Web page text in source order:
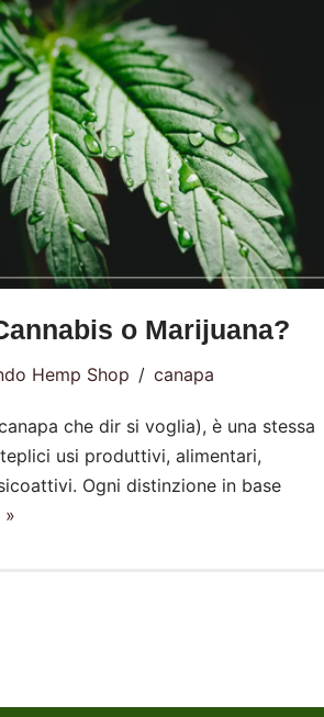
o Marijuana?
Hemp Shop canapa
che dir si voglia), è una stessa
usi produttivi, alimentari,
Ogni distinzione in base
»